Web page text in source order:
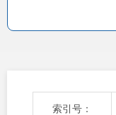
索引号：